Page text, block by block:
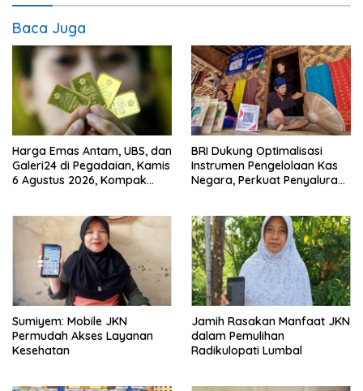
Baca Juga
Harga Emas Antam, UBS, dan
Galeri24 di Pegadaian, Kamis
6 Agustus 2026, Kompak
BRI Dukung Optimalisasi
Instrumen Pengelolaan Kas
Negara, Perkuat Penyaluran
Sumiyem: Mobile JKN
Permudah Akses Layanan
Kesehatan
Jamih Rasakan Manfaat JKN
dalam Pemulihan
Radikulopati Lumbal